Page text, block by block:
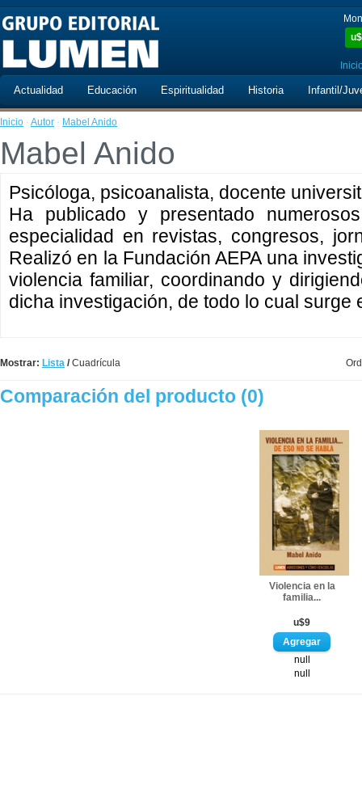
u$
Actualidad Educación Espiritualidad Historia Infantil/
Inicio · Autor · Mabel Anido
Mabel Anido
Psicóloga, psicoanalista, docente
Ha publicado y presentado
especialidad en revistas, congresos,
Realizó en la Fundación AEPA una
violencia familiar, coordinando y
dicha investigación, de todo lo cual surge
Mostrar: Lista /Cuadrícula
Comparación del producto (0)
Violencia en la
familia...
u$9
null
null